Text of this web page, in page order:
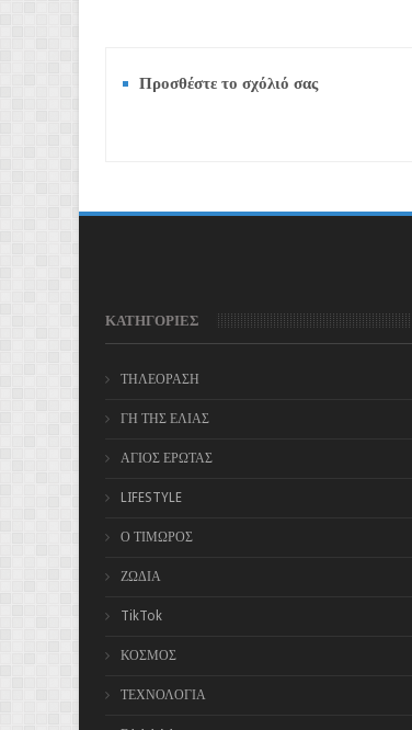
Προσθέστε το σχόλιό σας
ΚΑΤΗΓΟΡΙΕΣ
ΤΗΛΕΟΡΑΣΗ
ΓΗ ΤΗΣ ΕΛΙΑΣ
ΑΓΙΟΣ ΕΡΩΤΑΣ
LIFESTYLE
Ο ΤΙΜΩΡΟΣ
ΖΩΔΙΑ
TikTok
ΚΟΣΜΟΣ
ΤΕΧΝΟΛΟΓΙΑ